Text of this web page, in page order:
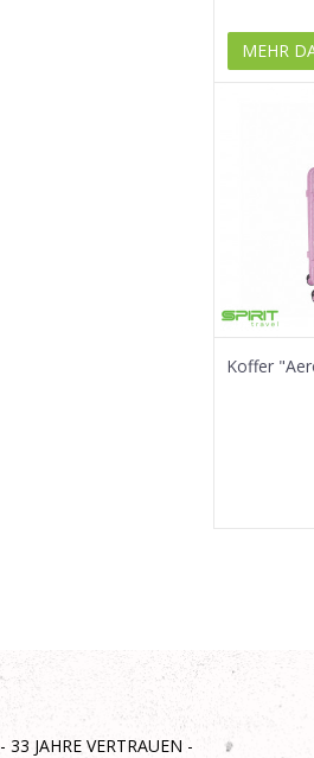
MEHR
Koffer
- 33 JAHRE VERTRAUEN -